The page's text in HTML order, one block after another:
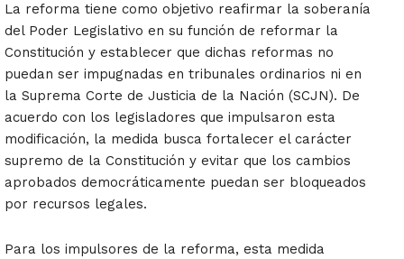
La reforma tiene como objetivo reafirmar la soberanía
del Poder Legislativo en su función de reformar la
Constitución y establecer que dichas reformas no
puedan ser impugnadas en tribunales ordinarios ni en
la Suprema Corte de Justicia de la Nación (SCJN). De
acuerdo con los legisladores que impulsaron esta
modificación, la medida busca fortalecer el carácter
supremo de la Constitución y evitar que los cambios
aprobados democráticamente puedan ser bloqueados
por recursos legales.
Para los impulsores de la reforma, esta medida